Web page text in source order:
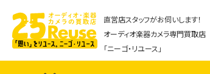
直営店スタッフがお伺いします！
オーディオ楽器カメラ専門買取店
「ニーゴ・リユース」